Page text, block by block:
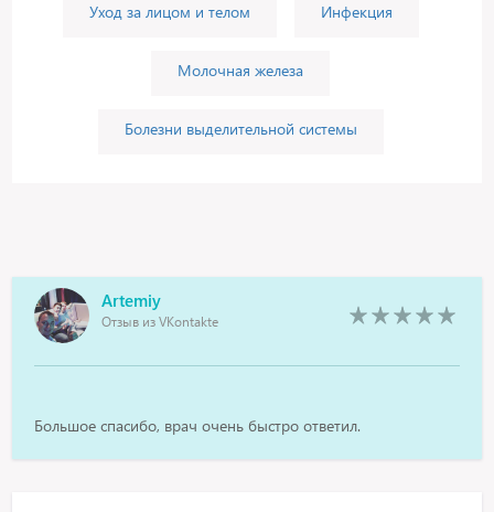
Уход за лицом и телом Инфекция
Молочная железа
Болезни выделительной системы
Artemiy
Отзыв из VKontakte
Большое спасибо, врач очень быстро ответил.